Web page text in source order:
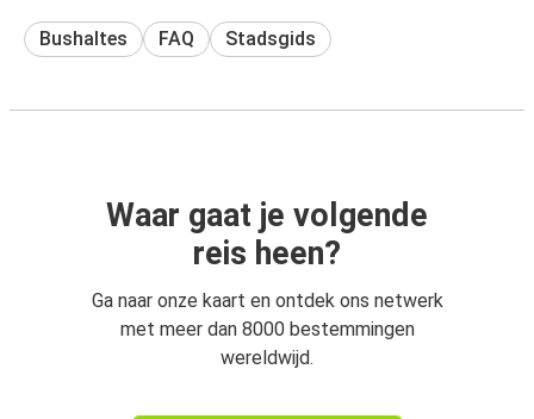
Bushaltes FAQ Stadsgids
Waar gaat je volgende
reis heen?
Ga naar onze kaart en ontdek ons netwerk
met meer dan 8000 bestemmingen
wereldwijd.